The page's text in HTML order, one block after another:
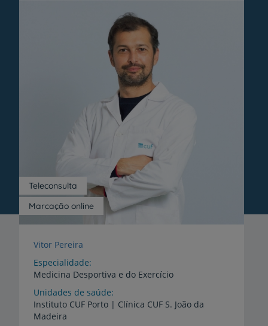
Marcação online
Teleconsulta
Vitor Pereira
Especialidade
Medicina Desportiva e do Exercício
Unidades de saúde
Instituto CUF Porto | Clínica CUF S. João da
Madeira